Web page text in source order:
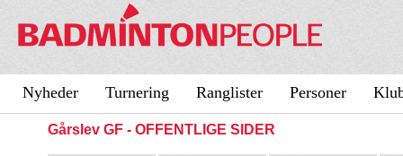
Nyheder Turnering Ranglister Personer
Gårslev GF - OFFENTLIGE SIDER